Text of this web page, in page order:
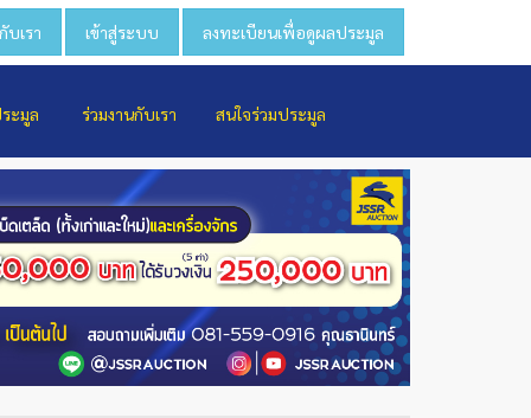
บเรา เข้าสู่ระบบ ลงทะเบียนเพื่อดูผลประมูล
ะมูล ร่วมงานกับเรา สนใจร่วมประมูล